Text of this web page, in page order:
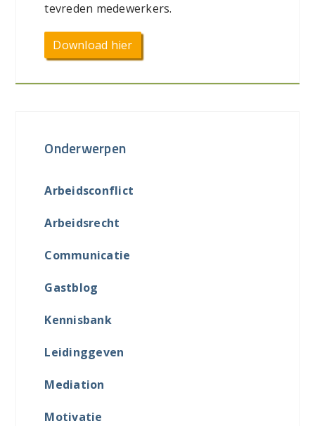
tevreden medewerkers.
Download hier
Onderwerpen
Arbeidsconflict
Arbeidsrecht
Communicatie
Gastblog
Kennisbank
Leidinggeven
Mediation
Motivatie